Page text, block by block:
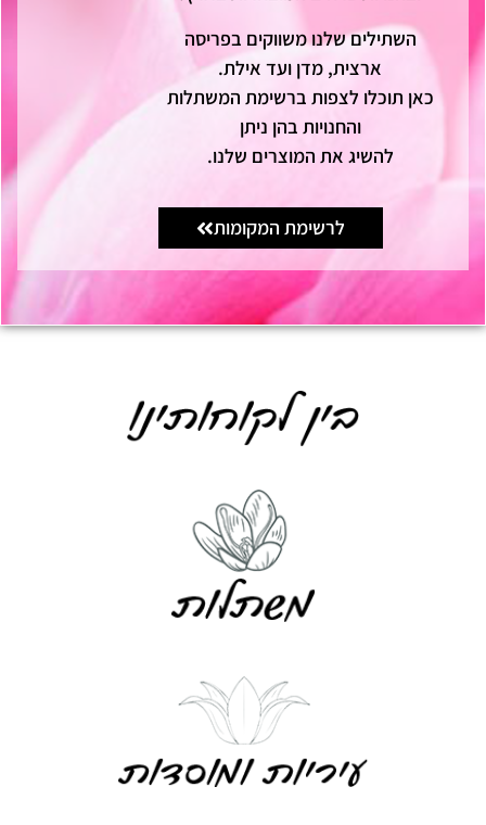
השתילים שלנו משווקים בפריסה
ארצית, מדן ועד אילת.
כאן תוכלו לצפות ברשימת המשתלות
והחנויות בהן ניתן
להשיג את המוצרים שלנו.
לרשימת המקומות